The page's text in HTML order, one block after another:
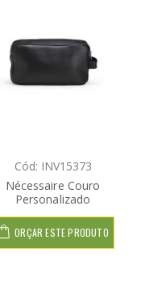
Cód: INV15373
Nécessaire Couro
Personalizado
ORÇAR ESTE PRODUTO